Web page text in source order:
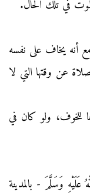
في تلك الحال.
أنه يخاف على نفسه
عن وقتها التي لا
للخوف، ولو كان في
وَسَلَّمَ - بالمدينة